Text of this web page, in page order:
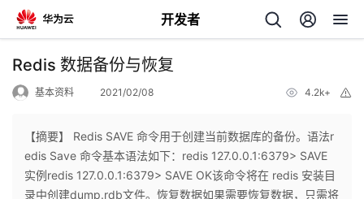
开发者
返
个
Redis 数据备份与恢复
基本资料 2021/02/08 4.2k+
【摘要】 Redis SAVE 命令用于创建当前数据库的备份。语法r
edis Save 命令基本语法如下：redis 127.0.0.1:6379> SAVE
实例redis 127.0.0.1:6379> SAVE OK该命令将在 redis 安装目
录中创建dump.rdb文件。恢复数据如果需要恢复数据，只需将